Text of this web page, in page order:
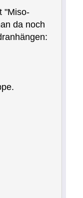
"Miso-
da noch